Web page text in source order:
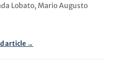
Lobato, Mario Augusto
article →